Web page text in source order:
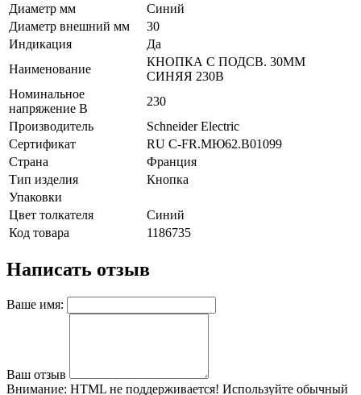
Диаметр мм
Синий
Диаметр внешний мм
30
Индикация
Да
Наименование
КНОПКА С ПОДСВ. 30ММ
СИНЯЯ 230В
Номинальное
напряжение В
230
Производитель
Schneider Electric
Сертификат
RU C-FR.МЮ62.B01099
Страна
Франция
Тип изделия
Кнопка
Упаковки
Цвет толкателя
Синий
Код товара
1186735
Написать отзыв
Ваше имя:
Ваш отзыв
Внимание: HTML не поддерживается! Используйте обычный